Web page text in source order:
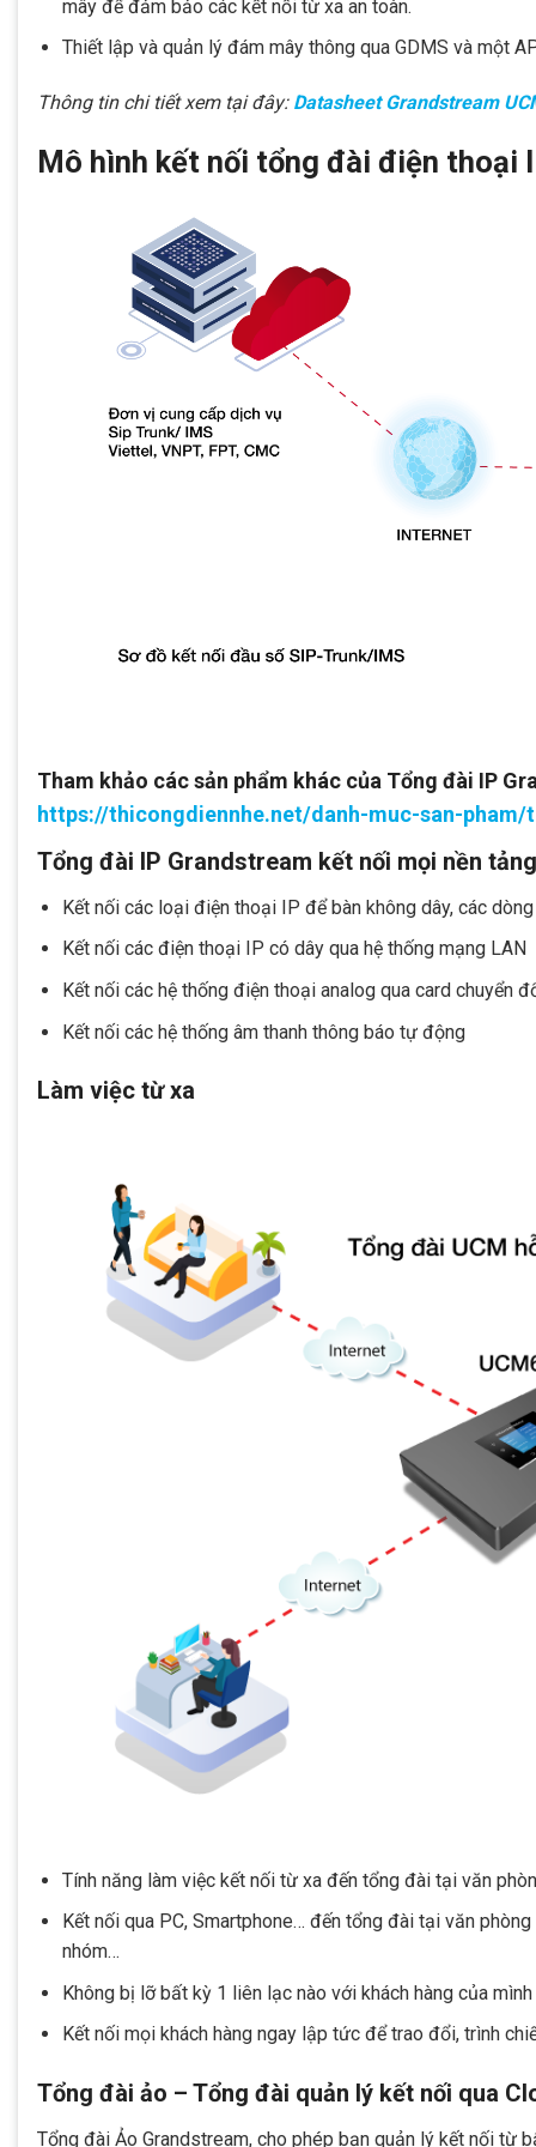
mây để đảm bảo các kết nối từ xa an toàn.
Thiết lập và quản lý đám mây thông qua GDMS và một
Thông tin chi tiết xem tại đây: Datasheet Grandstream
Mô hình kết nối tổng đài điện thoại
Tham khảo các sản phẩm khác của Tổng đài IP
https://thicongdiennhe.net/danh-muc-san-
Tổng đài IP Grandstream kết nối mọi nền
Kết nối các loại điện thoại IP để bàn không dây, các
Kết nối các điện thoại IP có dây qua hệ thống mạng LAN
Kết nối các hệ thống điện thoại analog qua card chuyển
Kết nối các hệ thống âm thanh thông báo tự động
Làm việc từ xa
Tính năng làm việc kết nối từ xa đến tổng đài tại văn
Kết nối qua PC, Smartphone… đến tổng đài tại văn
nhóm…
Không bị lỡ bất kỳ 1 liên lạc nào với khách hàng của mình
Kết nối mọi khách hàng ngay lập tức để trao đổi, trình
Tổng đài ảo – Tổng đài quản lý kết nối qua
Tổng đài Ảo Grandstream, cho phép bạn quản lý kết nối từ